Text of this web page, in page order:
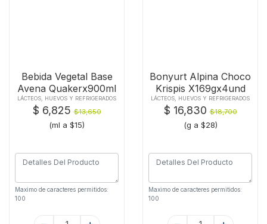
Bebida Vegetal Base
Avena Quakerx900ml
LÁCTEOS, HUEVOS Y REFRIGERADOS
$ 6,825$13,650
(ml a $15)
Maximo de caracteres permitidos:
100
Bonyurt Alpina Choco
Krispis X169gx4und
LÁCTEOS, HUEVOS Y REFRIGERADOS
$ 16,830$18,700
(g a $28)
Maximo de caracteres permitidos:
100